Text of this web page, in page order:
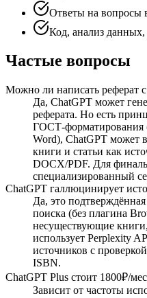
Ответы на вопросы
Код, анализ данных,
Частые вопросы
Можно ли написать реферат
Да, ChatGPT может
реферата. Но есть
ГОСТ-форматирования
Word), ChatGPT может
книги и статьи как
DOCX/PDF. Для
специализированный
ChatGPT галлюцинирует
Да, это
поиска (без плагина
несуществующие
использует Perplexity
источников с
ISBN.
ChatGPT Plus стоит 1800₽/
Зависит от частоты